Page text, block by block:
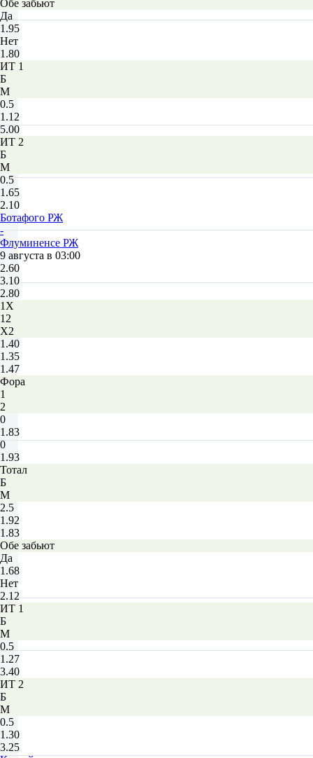
Обе забьют
Да
1.95
Нет
1.80
ИТ 1
Б
М
0.5
1.12
5.00
ИТ 2
Б
М
0.5
1.65
2.10
Ботафого РЖ
-
Флуминенсе РЖ
9 августа в 03:00
2.60
3.10
2.80
1X
12
X2
1.40
1.35
1.47
Фора
1
2
0
1.83
0
1.93
Тотал
Б
М
2.5
1.92
1.83
Обе забьют
Да
1.68
Нет
2.12
ИТ 1
Б
М
0.5
1.27
3.40
ИТ 2
Б
М
0.5
1.30
3.25